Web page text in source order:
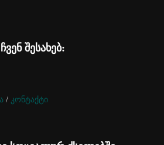
ჩვენ შესახებ:
/ კონტაქტი